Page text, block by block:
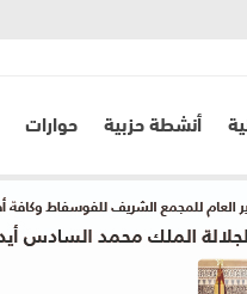
أنشطة حزبية حوارات